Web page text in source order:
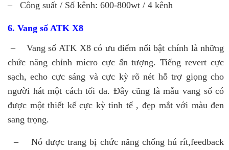
– Công suất / Số kênh: 600-800wt / 4 kênh
6. Vang số ATK X8
– Vang số ATK X8 có ưu điểm nổi bật chính là những
chức năng chỉnh micro cực ấn tượng. Tiếng revert cực
sạch, echo cực sáng và cực kỳ rõ nét hỗ trợ giọng cho
người hát một cách tối đa. Đây cũng là mẫu vang số có
được một thiết kế cực kỳ tinh tế , đẹp mắt với màu đen
sang trọng.
– Nó được trang bị chức năng chống hú rít,feedback